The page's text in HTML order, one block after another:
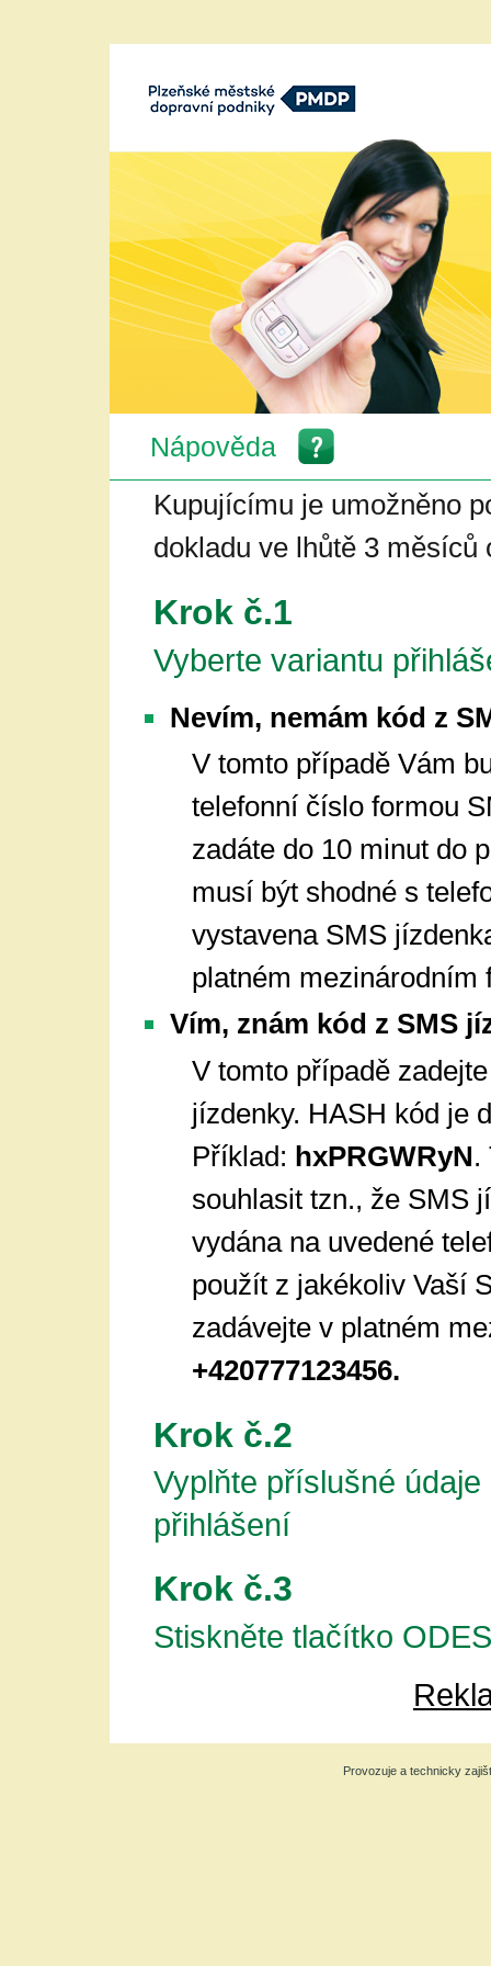
a.s.
Nápověda
Kupujícímu je umožněno
dokladu ve lhůtě 3 měsíců
Krok č.1
Vyberte variantu
Nevím, nemám kód z
V tomto případě Vám
telefonní číslo formou
zadáte do 10 minut do
musí být shodné s
vystavena SMS
platném
Vím, znám kód z SMS
V tomto případě
jízdenky. HASH kód je
Příklad: hxPRGWRyN.
souhlasit tzn., že SMS
vydána na uvedené
použít z jakékoliv Vaší
zadávejte v platném
+420777123456.
Krok č.2
Vyplňte příslušné
přihlášení
Krok č.3
Stiskněte tlačítko
Provozuje a technicky